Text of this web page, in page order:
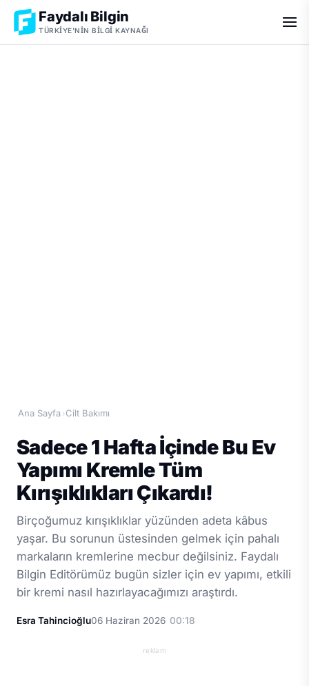
Faydalı Bilgin
TÜRKIYE'NIN BILGI KAYNAĞI
Ana Sayfa ›Cilt Bakımı
Sadece 1 Hafta İçinde Bu Ev
Yapımı Kremle Tüm
Kırışıklıkları Çıkardı!
Birçoğumuz kırışıklıklar yüzünden adeta kâbus
yaşar. Bu sorunun üstesinden gelmek için pahalı
markaların kremlerine mecbur değilsiniz. Faydalı
Bilgin Editörümüz bugün sizler için ev yapımı, etkili
bir kremi nasıl hazırlayacağımızı araştırdı.
Esra Tahincioğlu06 Haziran 2026 00:18
reklam